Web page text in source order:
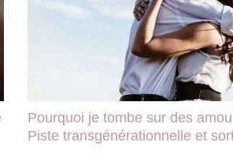
Pourquoi je tombe sur des
Piste transgénérationnelle et